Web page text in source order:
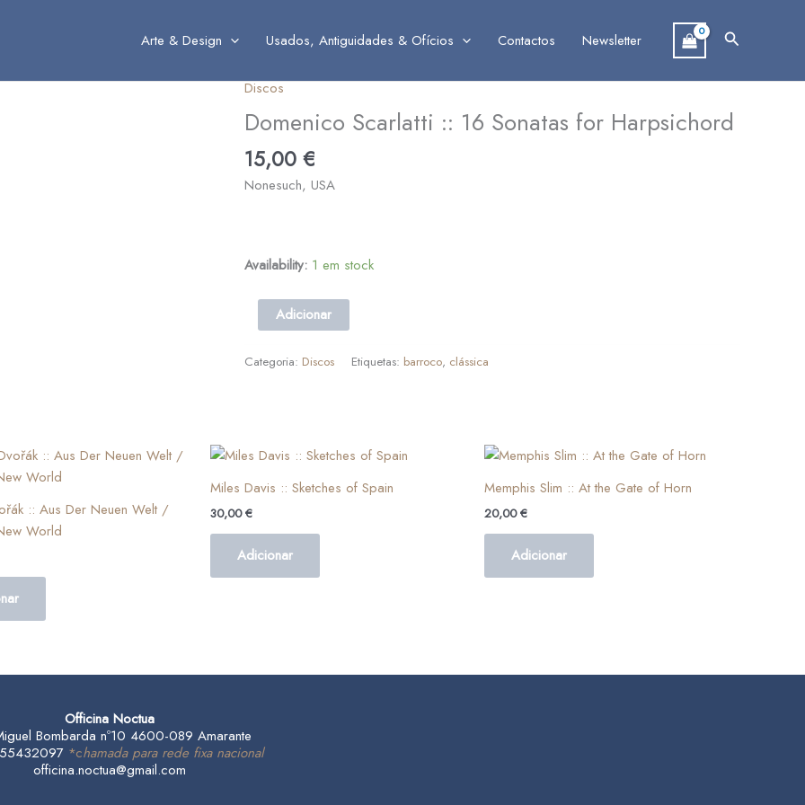
Arte & Design Usados, Antiguidades & Ofícios Contactos Newsletter Search
Discos
Domenico Scarlatti :: 16 Sonatas for Harpsichord
15,00 €
Nonesuch, USA
Availability: 1 em stock
Quantidade
de
Domenico
Scarlatti
::
Harpsichord
Adicionar
Categoria: Discos Etiquetas: barroco, clássica
:: Aus Der Neuen Welt /
World
Miles Davis :: Sketches of Spain
30,00€
Adicionar
Memphis Slim :: At the Gate of Horn
20,00€
Adicionar
Officina Noctua
Bombarda nº10 4600-089 Amarante
*chamada para rede fixa nacional
officina.noctua@gmail.com